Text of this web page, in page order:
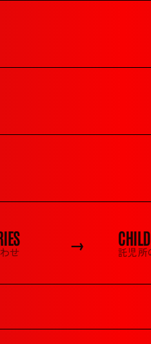
協創
新
BRICKS
せ → 託児所